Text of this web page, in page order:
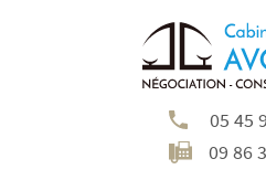
05 45
09 86